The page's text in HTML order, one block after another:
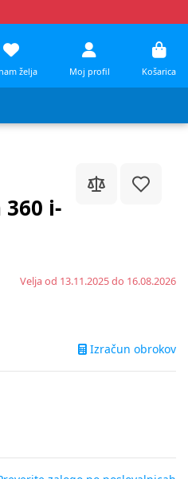
želja Moj profil Košarica
i-
Velja od 13.11.2025 do 16.08.2026
Izračun obrokov